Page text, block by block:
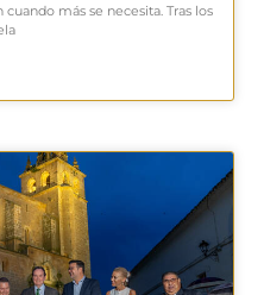
más se necesita. Tras los